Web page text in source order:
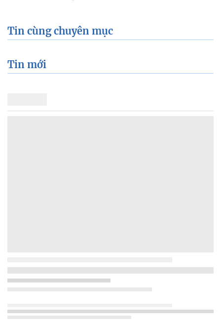
Tin cùng chuyên mục
Tin mới